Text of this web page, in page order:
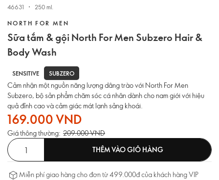
46631 250 ml.
NORTH FOR MEN
Sữa tắm & gội North For Men Subzero Hair &
Body Wash
SENSITIVE SUBZERO
Cảm nhận một nguồn năng lượng dâng trào với North For Men
Subzero, bộ sản phẩm chăm sóc cá nhân dành cho nam giới với hiệu
quả đỉnh cao và cảm giác mát lạnh sảng khoái.
169.000 VND
Giá thông thường: 209.000 VND
THÊM VÀO GIỎ HÀNG
Miễn phí giao hàng cho đơn từ 499.000đ của khách hàng VIP